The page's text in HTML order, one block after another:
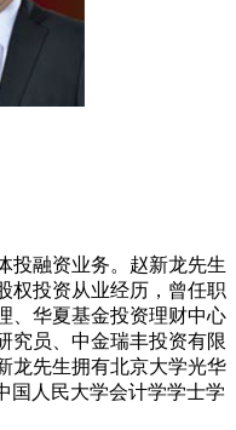
投融资业务。赵新龙先生
权投资从业经历，曾任职
、华夏基金投资理财中心
究员、中金瑞丰投资有限
龙先生拥有北京大学光华
国人民大学会计学学士学